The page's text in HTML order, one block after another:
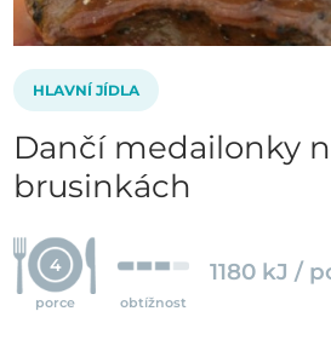
HLAVNÍ JÍDLA
Dančí medailonky
brusinkách
4
porce obtížnost
1180 kJ /